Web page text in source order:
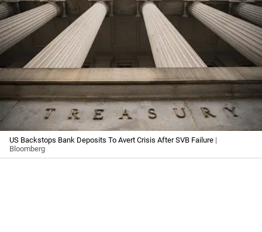
US Backstops Bank Deposits To Avert Crisis After SVB Failure |
Bloomberg